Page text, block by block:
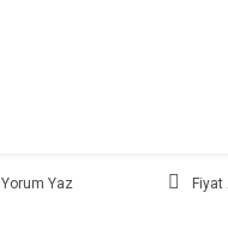
Yorum Yaz Fiyat